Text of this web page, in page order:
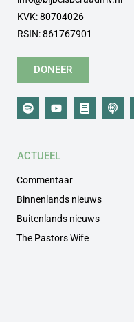
KVK: 80704026
RSIN: 861767901
DONEER
ACTUEEL
Commentaar
Binnenlands nieuws
Buitenlands nieuws
The Pastors Wife